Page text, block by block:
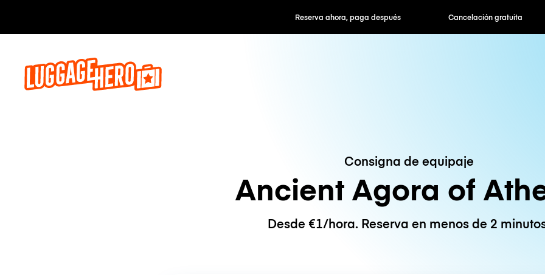
Reserva ahora, paga después Cancelación gratuita Tarifas
Consigna de equipaje
Ancient Agora of
Desde €1/hora. Reserva en menos de 2